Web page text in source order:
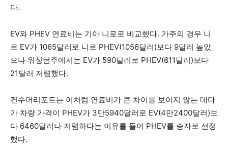
다.
EV와 PHEV 연료비는 기아 니로로 비교했다. 가주의 경우 니
로 EV가 1065달러로 니로 PHEV(1056달러)보다 9달러 높았
으나 워싱턴주에서는 EV가 590달러로 PHEV(611달러)보다
21달러 저렴했다.
컨수머리포트는 이처럼 연료비가 큰 차이를 보이지 않는 데다
가 차량 가격이 PHEV가 3만5940달러로 EV(4만2400달러)보
다 6460달러나 저렴하다는 이유를 들어 PHEV를 승자로 선정
했다.